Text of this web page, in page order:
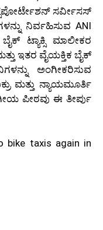
ಸರ್ವೀಸಸ್
ನಿರ್ವಹಿಸುವ ANI
ಟ್ಯಾಕ್ಸಿ ಮಾಲೀಕರ
ಇತರ ವೈಯಕ್ತಿಕ ಬೈಕ್
ಅಂಗೀಕರಿಸುವ
ಮತ್ತು ನ್ಯಾಯಮೂರ್ತಿ
ಪೀಠವು ಈ ತೀರ್ಪು
bike taxis again in